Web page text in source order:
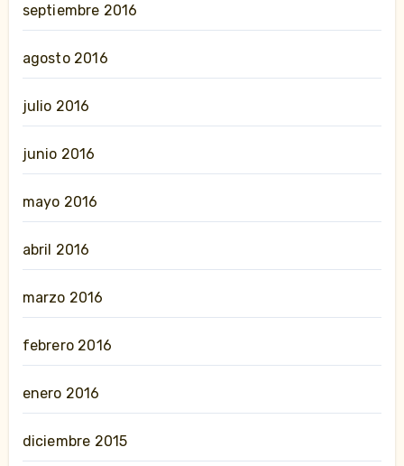
septiembre 2016
agosto 2016
julio 2016
junio 2016
mayo 2016
abril 2016
marzo 2016
febrero 2016
enero 2016
diciembre 2015